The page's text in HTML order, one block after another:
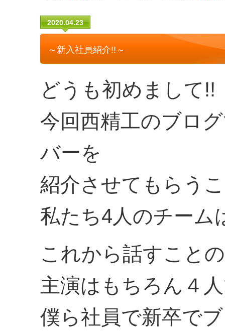
2020.04.23
～新入社員紹介!!～
どうも初めまして!!
今回西精工のブロ
バーを
紹介させてもらう
私たち4人のチーム
これから話すこと
主演はもちろん４
僕ら社員で新卒で